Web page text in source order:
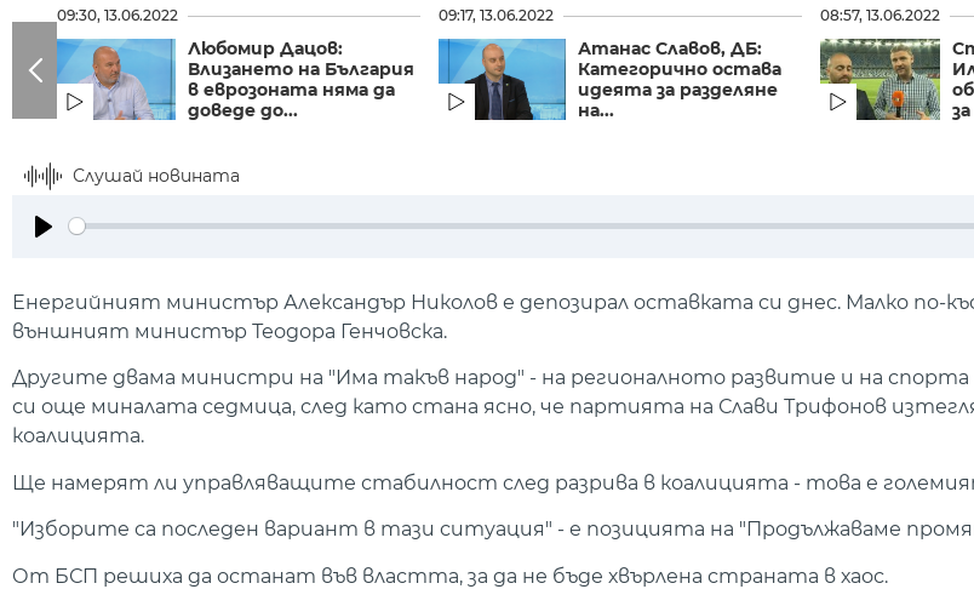
09:30, 13.06.2022
Любомир Дацов:
Влизането на България
в еврозоната няма да
доведе до...
09:17, 13.06.2022
Атанас Славов, ДБ:
Категорично остава
идеята за разделяне
на...
08:57, 13.06.2022
Слушай новината
Енергийният министър Александър Николов е депозирал оставката си днес. Малко по-
външният министър Теодора Генчовска.
Другите двама министри на "Има такъв народ" - на регионалното развитие и на спорта
си още миналата седмица, след като стана ясно, че партията на Слави Трифонов
коалицията.
Ще намерят ли управляващите стабилност след разрива в коалицията - това е
"Изборите са последен вариант в тази ситуация" - е позицията на "Продължаваме
От БСП решиха да останат във властта, за да не бъде хвърлена страната в хаос.